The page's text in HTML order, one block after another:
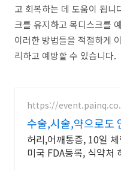
고 회복하는 데 도움이 됩니
크를 유지하고 목디스크를
이러한 방법들을 적절하게
리하고 예방할 수 있습니다.
https://
수술,시술,약으로도
허리,어깨통증, 10일
미국 FDA등록, 식약처